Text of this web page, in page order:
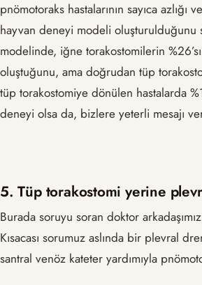
pnömotoraks hastalarının sayıca
hayvan deneyi modeli
modelinde, iğne torakostomilerin
oluştuğunu, ama doğrudan tüp
tüp torakostomiye dönülen hastalarda
deneyi olsa da, bizlere yeterli mesajı
5. Tüp torakostomi yerine
Burada soruyu soran doktor
Kısacası sorumuz aslında bir plevral
santral venöz kateter yardımıyla